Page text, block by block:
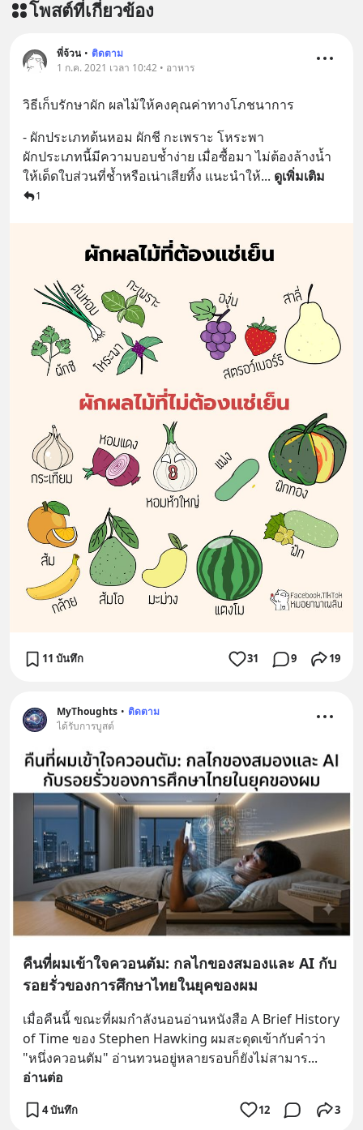
โพสต์ที่เกี่ยวข้อง
พี่จ้วน • ติดตาม
1 ก.ค. 2021 เวลา 10:42 • อาหาร
วิธีเก็บรักษาผัก ผลไม้ให้คงคุณค่าทางโภชนาการ
- ผักประเภทต้นหอม ผักชี กะเพราะ โหระพา
ผักประเภทนี้มีความบอบช้ำง่าย เมื่อซื้อมา ไม่ต้องล้างน้ำ
ให้เด็ดใบส่วนที่ช้ำหรือเน่าเสียทิ้ง แนะนำให้... ดูเพิ่มเติม
1
11 บันทึก 31 9 19
MyThoughts • ติดตาม
ได้รับการบูสต์
คืนที่ผมเข้าใจควอนตัม: กลไกของสมองและ AI กับ
รอยรั่วของการศึกษาไทยในยุคของผม
เมื่อคืนนี้ ขณะที่ผมกำลังนอนอ่านหนังสือ A Brief History
of Time ของ Stephen Hawking ผมสะดุดเข้ากับคำว่า
"หนึ่งควอนตัม" อ่านทวนอยู่หลายรอบก็ยังไม่สามาร
อ่านต่อ
4 บันทึก 12 3